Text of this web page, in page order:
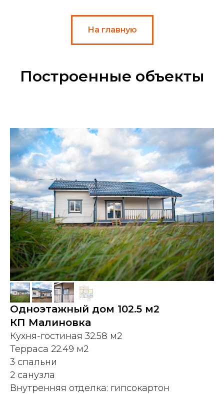
На главную
Построенные объекты
Одноэтажный дом 102.5 м2
КП Малиновка
Кухня-гостиная 32.58 м2
Терраса 22.49 м2
3 спальни
2 санузла
Внутренняя отделка: гипсокартон